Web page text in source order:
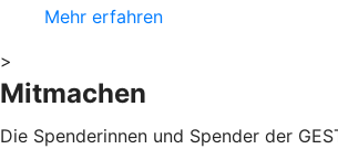
Mehr erfahren
>
Mitmachen
Die Spenderinnen und Spender der